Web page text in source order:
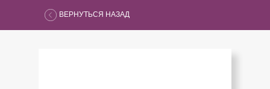
ВЕРНУТЬСЯ НАЗАД